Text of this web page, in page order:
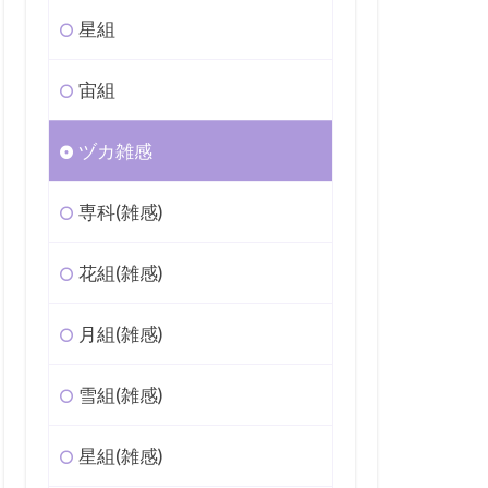
星組
宙組
ヅカ雑感
専科(雑感)
花組(雑感)
月組(雑感)
雪組(雑感)
星組(雑感)